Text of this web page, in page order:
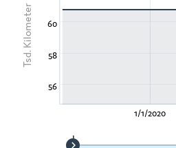
Tsd. Kilometer
56
58
60
1/1/2020